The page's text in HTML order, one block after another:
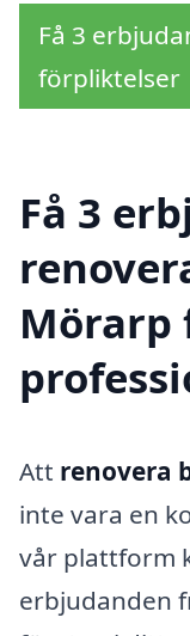
Få 3
förpliktelser
Få 3
Mörarp
Att renovera
inte vara en
vår plattform
erbjudanden